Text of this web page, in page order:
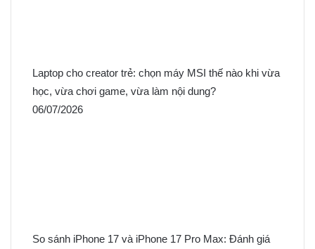
Laptop cho creator trẻ: chọn máy MSI thế nào khi vừa
học, vừa chơi game, vừa làm nội dung?
06/07/2026
So sánh iPhone 17 và iPhone 17 Pro Max: Đánh giá